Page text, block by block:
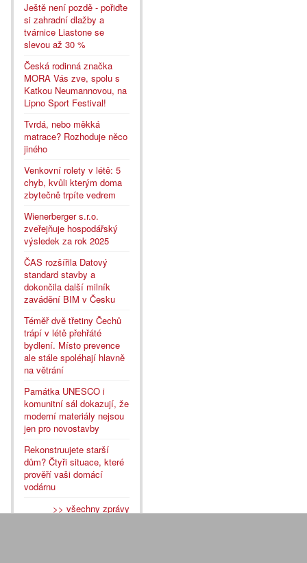
Ještě není pozdě - pořiďte
si zahradní dlažby a
tvárnice Liastone se
slevou až 30 %
Česká rodinná značka
MORA Vás zve, spolu s
Katkou Neumannovou, na
Lipno Sport Festival!
Tvrdá, nebo měkká
matrace? Rozhoduje něco
jiného
Venkovní rolety v létě: 5
chyb, kvůli kterým doma
zbytečně trpíte vedrem
Wienerberger s.r.o.
zveřejňuje hospodářský
výsledek za rok 2025
ČAS rozšířila Datový
standard stavby a
dokončila další milník
zavádění BIM v Česku
Téměř dvě třetiny Čechů
trápí v létě přehřáté
bydlení. Místo prevence
ale stále spoléhají hlavně
na větrání
Památka UNESCO i
komunitní sál dokazují, že
moderní materiály nejsou
jen pro novostavby
Rekonstruujete starší
dům? Čtyři situace, které
prověří vaši domácí
vodárnu
>> všechny zprávy